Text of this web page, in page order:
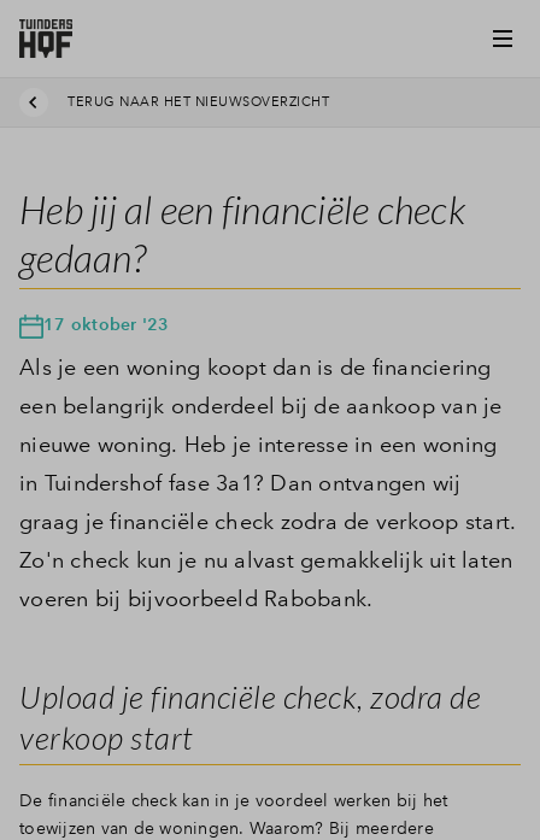
TERUG NAAR HET NIEUWSOVERZICHT
Heb jij al een financiële check
gedaan?
17 oktober '23
Als je een woning koopt dan is de financiering
een belangrijk onderdeel bij de aankoop van je
nieuwe woning. Heb je interesse in een woning
in Tuindershof fase 3a1? Dan ontvangen wij
graag je financiële check zodra de verkoop start.
Zo'n check kun je nu alvast gemakkelijk uit laten
voeren bij bijvoorbeeld Rabobank.
Upload je financiële check, zodra de
verkoop start
De financiële check kan in je voordeel werken bij het
toewijzen van de woningen. Waarom? Bij meerdere